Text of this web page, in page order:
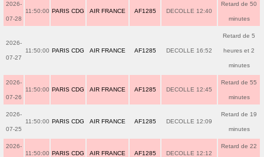
2026-
07-28
11:50:00 PARIS CDG AIR FRANCE AF1285 DECOLLE 12:40
Retard de 50
minutes
2026-
07-27
11:50:00 PARIS CDG AIR FRANCE AF1285 DECOLLE 16:52
Retard de 5
heures et 2
minutes
2026-
07-26
11:50:00 PARIS CDG AIR FRANCE AF1285 DECOLLE 12:45
Retard de 55
minutes
2026-
07-25
11:50:00 PARIS CDG AIR FRANCE AF1285 DECOLLE 12:09
Retard de 19
minutes
2026-
11:50:00 PARIS CDG AIR FRANCE AF1285 DECOLLE 12:12
Retard de 22